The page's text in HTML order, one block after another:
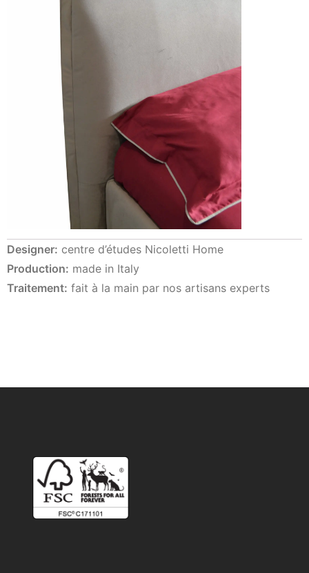
Designer: centre d’études Nicoletti Home
Production: made in Italy
Traitement: fait à la main par nos artisans experts